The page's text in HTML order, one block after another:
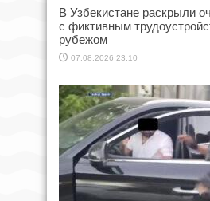
В Узбекистане раскрыли
с фиктивным
рубежом
07.08.2026 23:10